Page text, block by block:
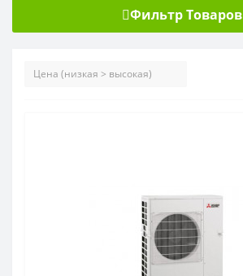
Фильтр Товаров